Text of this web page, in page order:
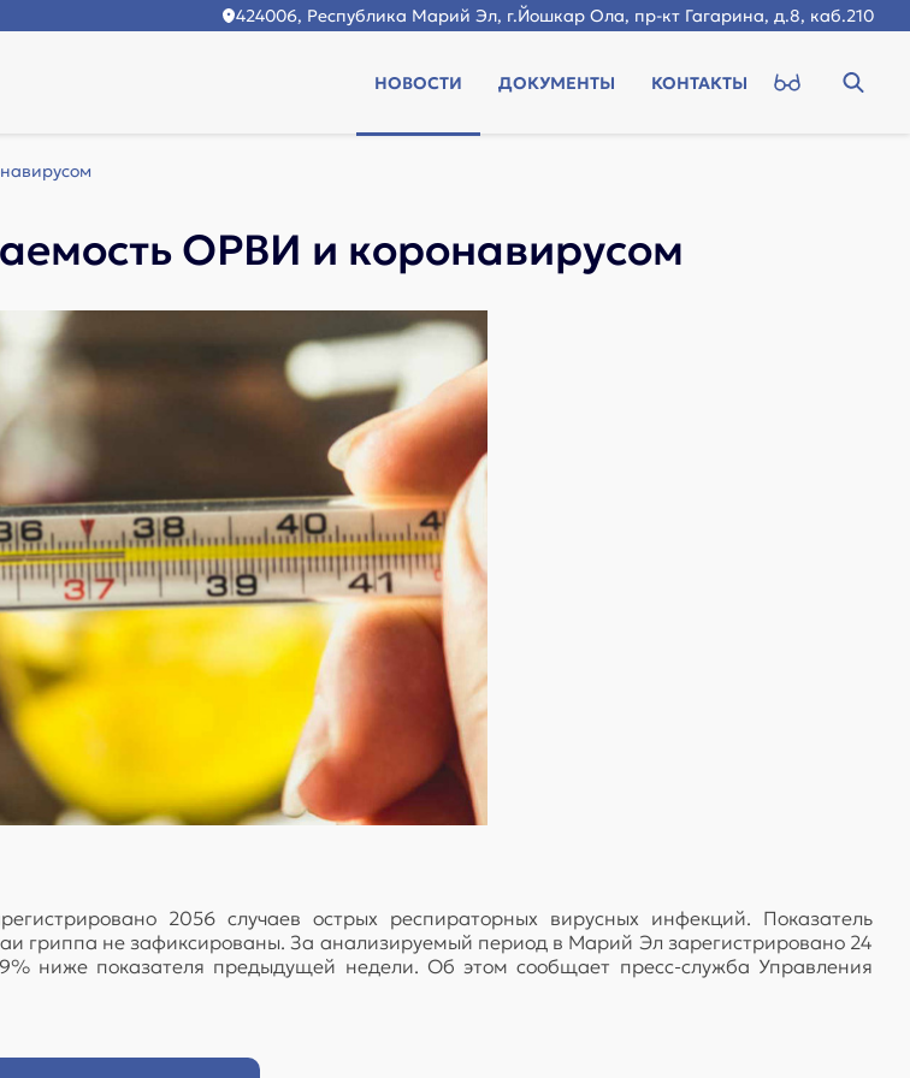
424006, Республика Марий Эл, г.Йошкар Ола, пр-кт Гагарина, д.8, каб.210
НОВОСТИ ДОКУМЕНТЫ КОНТАКТЫ
ОРВИ и коронавирусом
2056 случаев острых респираторных вирусных инфекций. Показатель
гриппа не зафиксированы. За анализируемый период в Марий Эл зарегистрировано 24
ниже показателя предыдущей недели. Об этом сообщает пресс-служба Управления